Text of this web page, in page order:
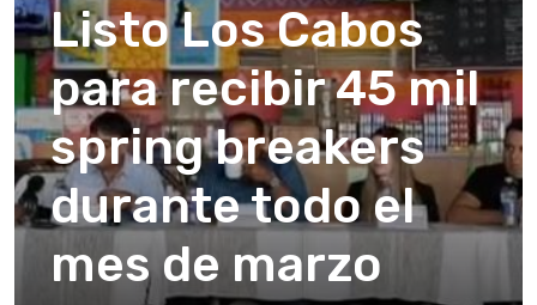
Listo Los Cabos
para recibir 45 mil
spring breakers
durante todo el
mes de marzo